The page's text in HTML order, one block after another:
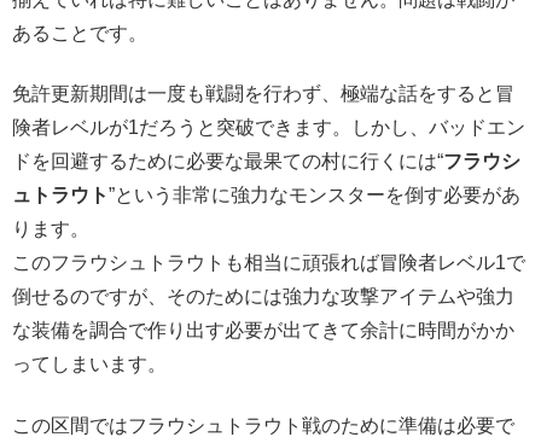
あることです。
免許更新期間は一度も戦闘を行わず、極端な話をすると冒
険者レベルが1だろうと突破できます。しかし、バッドエン
ドを回避するために必要な最果ての村に行くには“フラウシ
ュトラウト”という非常に強力なモンスターを倒す必要があ
ります。
このフラウシュトラウトも相当に頑張れば冒険者レベル1で
倒せるのですが、そのためには強力な攻撃アイテムや強力
な装備を調合で作り出す必要が出てきて余計に時間がかか
ってしまいます。
この区間ではフラウシュトラウト戦のために準備は必要で